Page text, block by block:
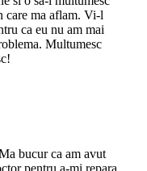
care ma aflam. Vi-l
ca eu nu am mai
Multumesc
bucur ca am avut